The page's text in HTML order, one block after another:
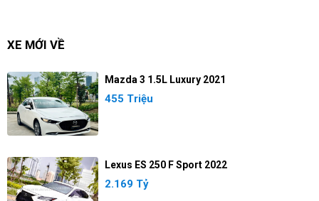
XE MỚI VỀ
Mazda 3 1.5L Luxury 2021
455 Triệu
Lexus ES 250 F Sport 2022
2.169 Tỷ